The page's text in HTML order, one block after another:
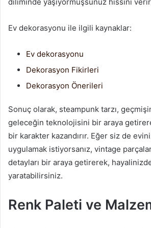
Ev dekorasyonu ile ilgili kaynaklar:
Ev dekorasyonu
Dekorasyon Fikirleri
Dekorasyon Önerileri
Sonuç olarak, steampunk tarzı,
geleceğin teknolojisini bir araya
bir karakter kazandırır. Eğer siz de
uygulamak istiyorsanız, vintage
detayları bir araya getirerek,
yaratabilirsiniz.
Renk Paleti ve